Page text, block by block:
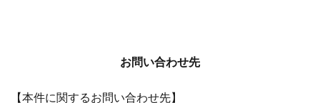
お問い合わせ先
【本件に関するお問い合わせ先】